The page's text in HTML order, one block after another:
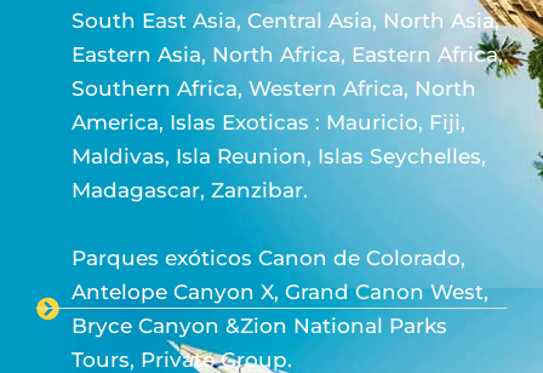
South East Asia, Central Asia, North Asia,
Eastern Asia, North Africa, Eastern Africa,
Southern Africa, Western Africa, North
America, Islas Exoticas : Mauricio, Fiji,
Maldivas, Isla Reunion, Islas Seychelles,
Madagascar, Zanzibar.
Parques exóticos Canon de Colorado,
Antelope Canyon X, Grand Canon West,
Bryce Canyon &Zion National Parks
Tours, Private Group.